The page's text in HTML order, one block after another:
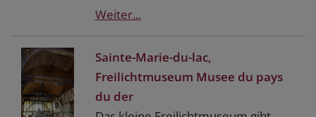
Weiter...
Sainte-Marie-du-lac,
Freilichtmuseum Musee du pays
du der